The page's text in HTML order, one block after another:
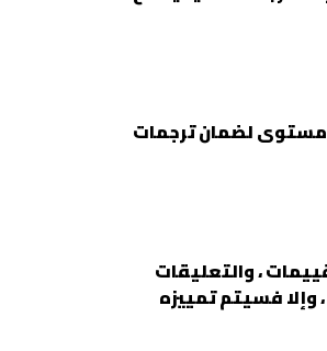
مستوى لضمان ترجمات
، والتعليقات
التعليق باللون الأخضر ، وإلا فسيتم تمييزه